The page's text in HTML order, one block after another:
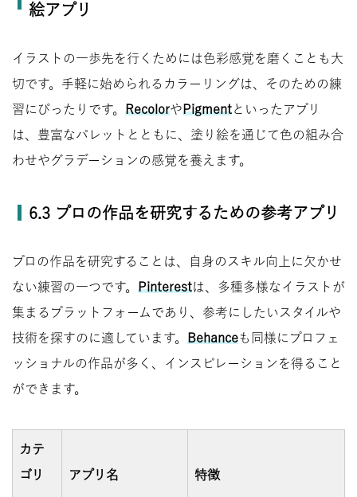
絵アプリ
イラストの一歩先を行くためには色彩感覚を磨くことも大
切です。手軽に始められるカラーリングは、そのための練
習にぴったりです。 RecolorやPigmentといったアプリ
は、豊富なパレットとともに、塗り絵を通じて色の組み合
わせやグラデーションの感覚を養えます。
6.3 プロの作品を研究するための参考アプリ
プロの作品を研究することは、自身のスキル向上に欠かせ
ない練習の一つです。 Pinterestは、多種多様なイラストが
集まるプラットフォームであり、参考にしたいスタイルや
技術を探すのに適しています。 Behanceも同様にプロフェ
ッショナルの作品が多く、インスピレーションを得ること
ができます。
カテ
ゴリ
アプリ名 特徴